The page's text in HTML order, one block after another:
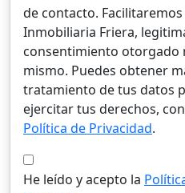
de contacto.
Inmobiliaria Friera,
consentimiento otorgado
mismo. Puedes obtener
tratamiento de tus datos
ejercitar tus derechos,
Política de Privacidad.
He leído y acepto la